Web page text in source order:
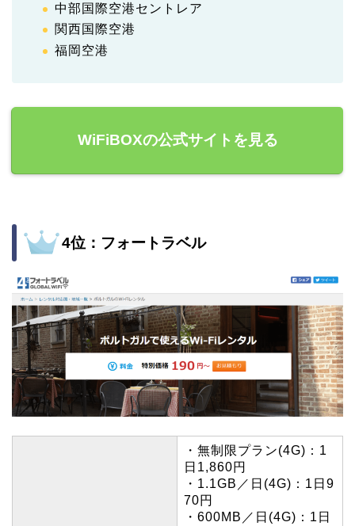
中部国際空港セントレア
関西国際空港
福岡空港
WiFiBOXの公式サイトを見る
4位：フォートラベル
・無制限プラン(4G)：1
日1,860円
・1.1GB／日(4G)：1日9
70円
・600MB／日(4G)：1日